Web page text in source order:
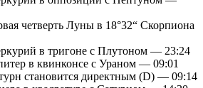
четверть Луны в 18°32“ Скорпиона
в тригоне с Плутоном — 23:24
в квинконсе с Ураном — 09:01
становится директным (D) — 09:14